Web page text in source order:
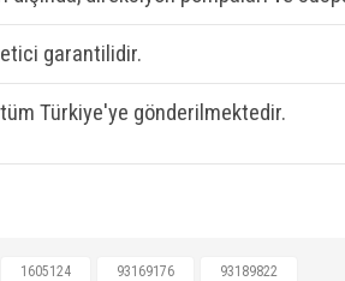
garantilidir.
Türkiye'ye gönderilmektedir.
1605124 93169176 93189822